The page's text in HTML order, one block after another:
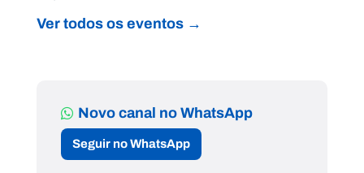
Ver todos os eventos →
Novo canal no WhatsApp
Seguir no WhatsApp